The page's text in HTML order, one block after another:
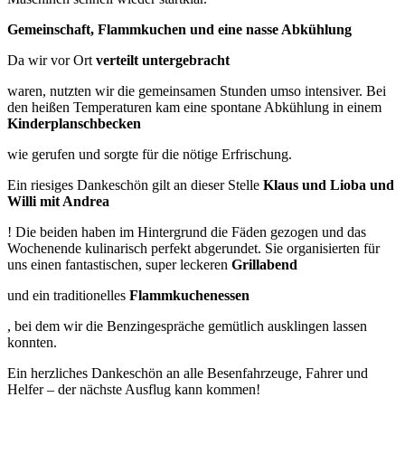
Gemeinschaft, Flammkuchen und eine nasse Abkühlung
Da wir vor Ort verteilt untergebracht
waren, nutzten wir die gemeinsamen Stunden umso intensiver. Bei
den heißen Temperaturen kam eine spontane Abkühlung in einem
Kinderplanschbecken
wie gerufen und sorgte für die nötige Erfrischung.
Ein riesiges Dankeschön gilt an dieser Stelle Klaus und Lioba und
Willi mit Andrea
! Die beiden haben im Hintergrund die Fäden gezogen und das
Wochenende kulinarisch perfekt abgerundet. Sie organisierten für
uns einen fantastischen, super leckeren Grillabend
und ein traditionelles Flammkuchenessen
, bei dem wir die Benzingespräche gemütlich ausklingen lassen
konnten.
Ein herzliches Dankeschön an alle Besenfahrzeuge, Fahrer und
Helfer – der nächste Ausflug kann kommen!